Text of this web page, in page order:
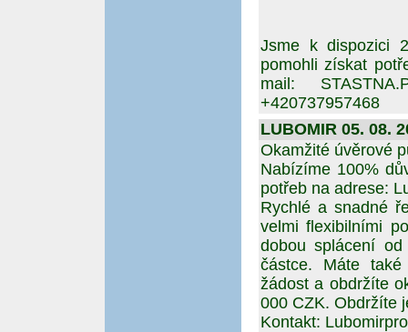
Jsme k dispozici
pomohli získat
mail:
+420737957468
LUBOMIR 05. 08.
Okamžité úvěrové
Nabízíme 100%
potřeb na adrese:
Rychlé a snadné
velmi flexibilními
dobou splácení
částce. Máte
žádost a obdržíte
000 CZK. Obdržíte
Kontakt: